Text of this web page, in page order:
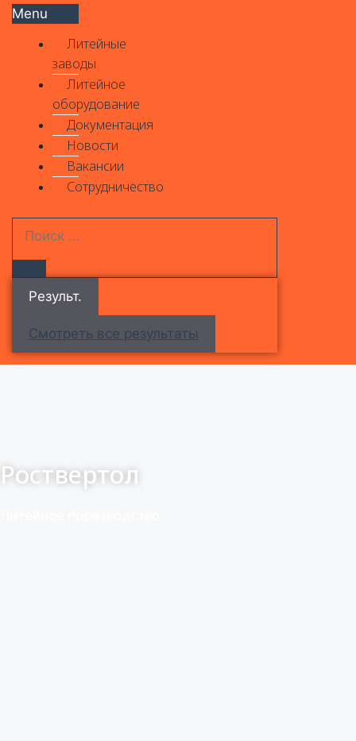
Menu
Литейные
заводы
Литейное
оборудование
Документация
Новости
Вакансии
Сотрудничество
Результ.
Смотреть все результаты
Роствертол